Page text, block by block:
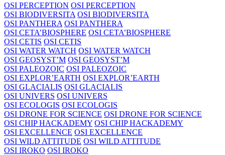
OSI PERCEPTION OSI PERCEPTION
OSI BIODIVERSITA OSI BIODIVERSITA
OSI PANTHERA OSI PANTHERA
OSI CETA’BIOSPHERE OSI CETA’BIOSPHERE
OSI CETIS OSI CETIS
OSI WATER WATCH OSI WATER WATCH
OSI GEOSYST’M OSI GEOSYST’M
OSI PALEOZOIC OSI PALEOZOIC
OSI EXPLOR’EARTH OSI EXPLOR’EARTH
OSI GLACIALIS OSI GLACIALIS
OSI UNIVERS OSI UNIVERS
OSI ECOLOGIS OSI ECOLOGIS
OSI DRONE FOR SCIENCE OSI DRONE FOR SCIENCE
OSI CHIP HACKADEMY OSI CHIP HACKADEMY
OSI EXCELLENCE OSI EXCELLENCE
OSI WILD ATTITUDE OSI WILD ATTITUDE
OSI IROKO OSI IROKO